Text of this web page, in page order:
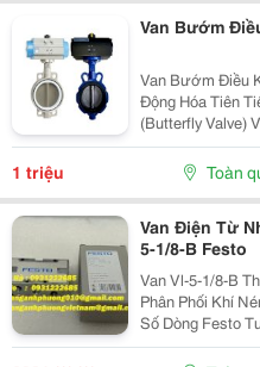
Van Bướm
Van Bướm Điều
Động Hóa Tiên
(Butterfly Valve)
Actuator) Được
Được Tin Dùng
Chính...
1 triệu Toàn
Van Điện Từ
5-1/8-B Festo
Van Vl-5-1/8-B
Phân Phối Khí
Số Dòng Festo Tương Tự: Vl-5-1/8-
5-1/8-B Vl-5-1/8-